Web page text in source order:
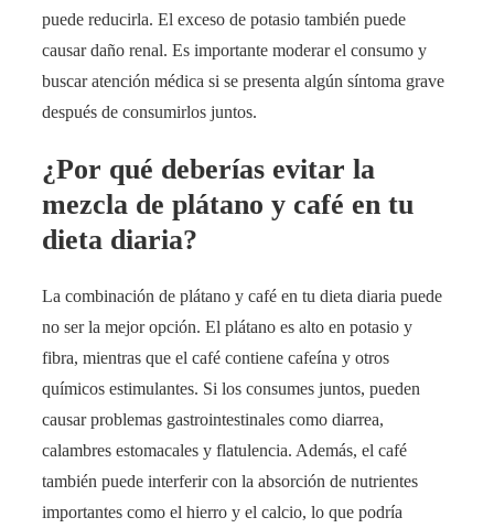
puede reducirla. El exceso de potasio también puede
causar daño renal. Es importante moderar el consumo y
buscar atención médica si se presenta algún síntoma grave
después de consumirlos juntos.
¿Por qué deberías evitar la
mezcla de plátano y café en tu
dieta diaria?
La combinación de plátano y café en tu dieta diaria puede
no ser la mejor opción. El plátano es alto en potasio y
fibra, mientras que el café contiene cafeína y otros
químicos estimulantes. Si los consumes juntos, pueden
causar problemas gastrointestinales como diarrea,
calambres estomacales y flatulencia. Además, el café
también puede interferir con la absorción de nutrientes
importantes como el hierro y el calcio, lo que podría